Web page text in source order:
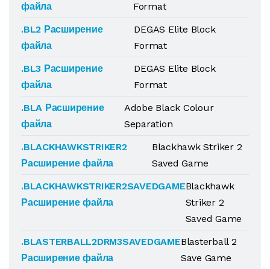
файла
Format
.BL2 Расширение
файла
DEGAS Elite Block
Format
.BL3 Расширение
файла
DEGAS Elite Block
Format
.BLA Расширение
файла
Adobe Black Colour
Separation
.BLACKHAWKSTRIKER2
Расширение файла
Blackhawk Striker 2
Saved Game
.BLACKHAWKSTRIKER2SAVEDGAME
Расширение файла
Blackhawk
Striker 2
Saved Game
.BLASTERBALL2DRM3SAVEDGAME
Расширение файла
Blasterball 2
Save Game